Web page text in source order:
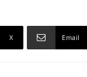
X Email